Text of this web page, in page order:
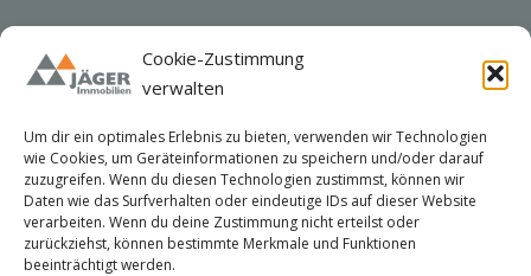
Cookie-Zustimmung
verwalten
Um dir ein optimales Erlebnis zu bieten, verwenden wir Technologien
wie Cookies, um Geräteinformationen zu speichern und/oder darauf
zuzugreifen. Wenn du diesen Technologien zustimmst, können wir
Daten wie das Surfverhalten oder eindeutige IDs auf dieser Website
verarbeiten. Wenn du deine Zustimmung nicht erteilst oder
zurückziehst, können bestimmte Merkmale und Funktionen
beeinträchtigt werden.
Widerruf
KONTAKT
Jäger Immobilien
Herr Ralf Jäger
Ulmenstrasse 23